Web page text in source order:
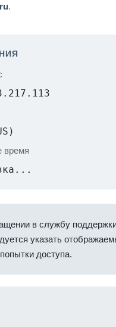
.
время
в службу
указать
доступа.